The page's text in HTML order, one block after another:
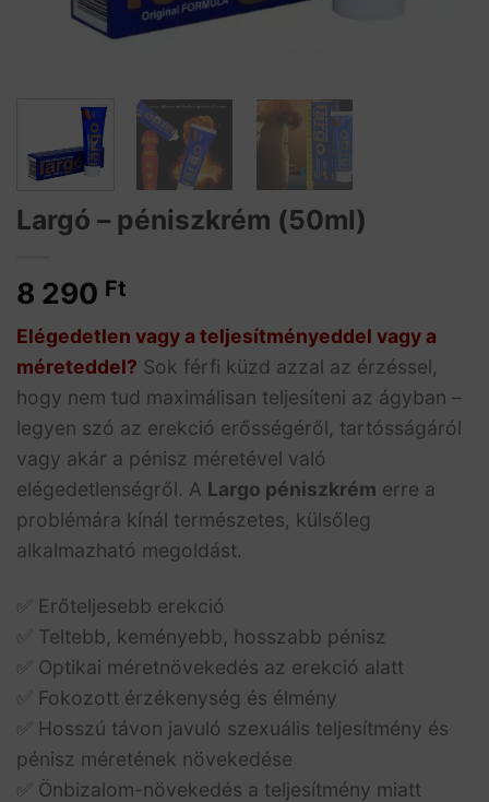
Largó – péniszkrém (50ml)
8 290 Ft
Elégedetlen vagy a teljesítményeddel vagy a
méreteddel? Sok férfi küzd azzal az érzéssel,
hogy nem tud maximálisan teljesíteni az ágyban –
legyen szó az erekció erősségéről, tartósságáról
vagy akár a pénisz méretével való
elégedetlenségről. A Largo péniszkrém erre a
problémára kínál természetes, külsőleg
alkalmazható megoldást.
✅ Erőteljesebb erekció
✅ Teltebb, keményebb, hosszabb pénisz
✅ Optikai méretnövekedés az erekció alatt
✅ Fokozott érzékenység és élmény
✅ Hosszú távon javuló szexuális teljesítmény és
pénisz méretének növekedése
✅ Önbizalom-növekedés a teljesítmény miatt